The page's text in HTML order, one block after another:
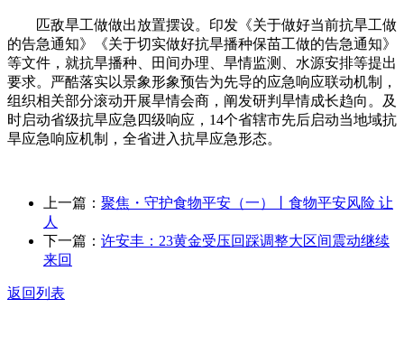
匹敌旱工做做出放置摆设。印发《关于做好当前抗旱工做
的告急通知》《关于切实做好抗旱播种保苗工做的告急通知》
等文件，就抗旱播种、田间办理、旱情监测、水源安排等提出
要求。严酷落实以景象形象预告为先导的应急响应联动机制，
组织相关部分滚动开展旱情会商，阐发研判旱情成长趋向。及
时启动省级抗旱应急四级响应，14个省辖市先后启动当地域抗
旱应急响应机制，全省进入抗旱应急形态。
上一篇： 聚焦・守护食物平安（一）丨食物平安风险 让
人
下一篇： 许安丰：23黄金受压回踩调整大区间震动继续
来回
返回列表